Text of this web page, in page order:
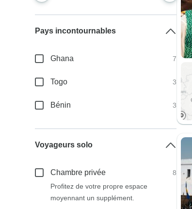
Pays incontournables
Ghana 7
Togo 3
Bénin 3
Voyageurs solo
Chambre privée
8
Profitez de votre propre espace
moyennant un supplément.